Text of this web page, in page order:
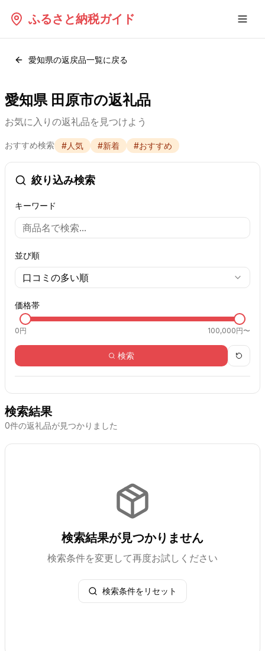
ふるさと納税ガイド
愛知県の返戻品一覧に戻る
愛知県 田原市の返礼品
お気に入りの返礼品を見つけよう
おすすめ検索 #人気 #新着 #おすすめ
絞り込み検索
キーワード
並び順
口コミの多い順
価格帯
0円 100,000円〜
検索
検索結果
0件の返礼品が見つかりました
検索結果が見つかりません
検索条件を変更して再度お試しください
検索条件をリセット